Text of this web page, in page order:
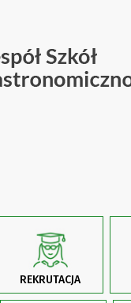
REKRUTACJA